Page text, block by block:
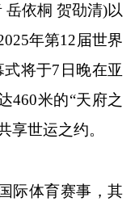
岳依桐 贺劭清)以
年第12届世界
将于7日晚在亚
米的“天府之
享世运之约。
体育赛事，其